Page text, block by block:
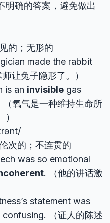
明确的答案，避免做出
的；无形的
made the rabbit
让兔子隐形了。）
is an invisible gas
氧气是一种维持生命所
次的；不连贯的
was so emotional
. （他的讲话激
statement was
confusing. （证人的陈述